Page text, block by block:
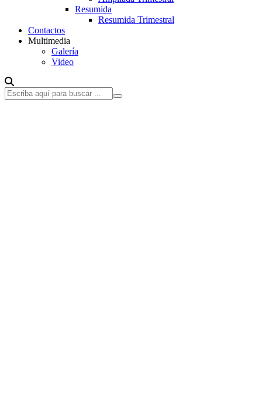
Resumida
Resumida Trimestral
Contactos
Multimedia
Galería
Video